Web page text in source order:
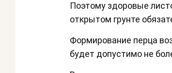
Поэтому здоровые
открытом грунте
Формирование перца
будет допустимо не